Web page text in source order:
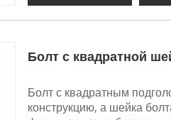
Болт с квадратной
Болт с квадратным
конструкцию, а шейка